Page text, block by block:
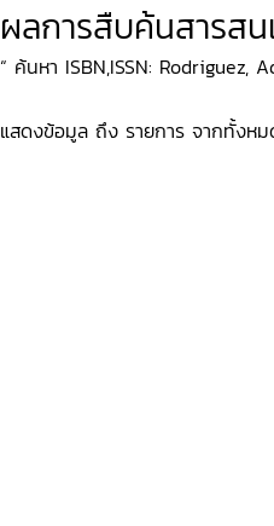
ผลการสืบค้นสารส
“ ค้นหา ISBN,ISSN: Rodriguez,
แสดงข้อมูล ถึง รายการ จากทั้งห